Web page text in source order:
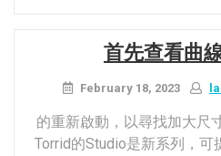
首先查看曲
February 18, 2023
的重新啟動，以尋找加大尺
Torrid的Studio是新系列，可